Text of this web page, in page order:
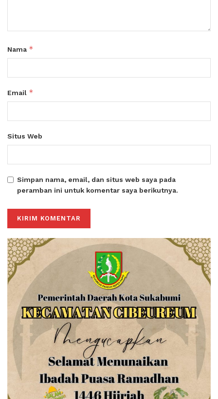
Nama *
Email *
Situs Web
Simpan nama, email, dan situs web saya pada
peramban ini untuk komentar saya berikutnya.